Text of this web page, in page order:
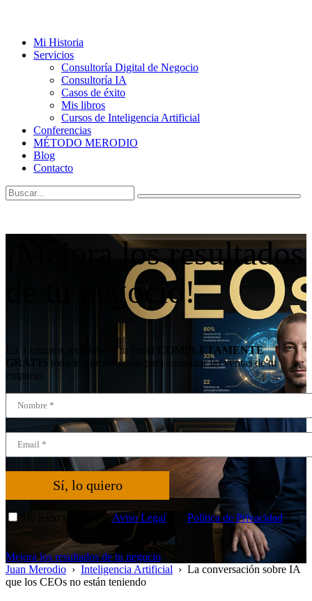
Mi Historia
Servicios
Consultoría Digital de Negocio
Consultoría IA
Casos de éxito
Mis libros
Cursos de Inteligencia Artificial
Conferencias
MÉTODO MERODIO
Blog
Contacto
¡Mejora los resultados
de tu negocio!
En 3 minutos recibirás en tu email
COMPLETAMENTE
GRATIS todo lo que necesitas para aumentar las ventas de tu
empresa.
Sí, lo quiero
He leído y acepto el Aviso Legal Política de Privacidad*
Mejora los resultados de tu negocio
Juan Merodio › Inteligencia Artificial › La conversación sobre IA
que los CEOs no están teniendo